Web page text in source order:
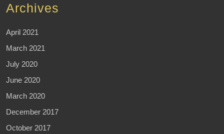
Archives
April 2021
March 2021
July 2020
June 2020
March 2020
December 2017
October 2017